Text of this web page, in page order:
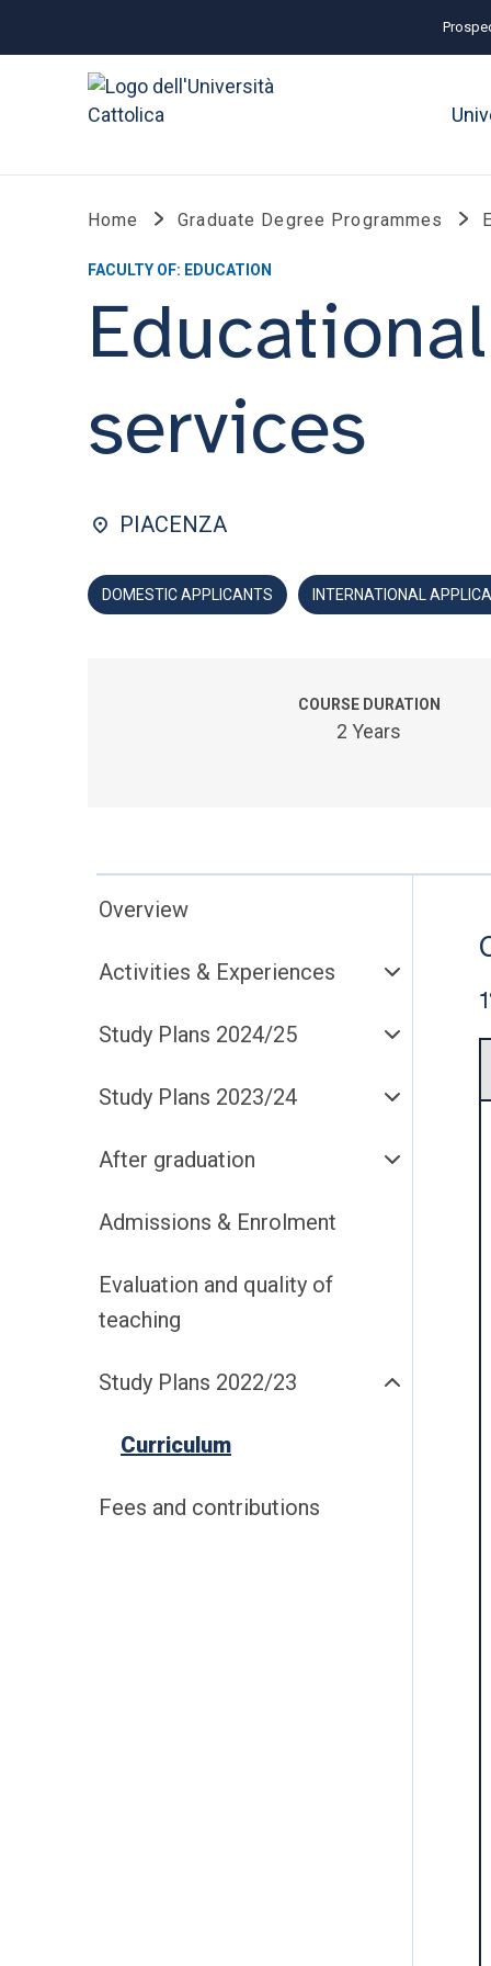
Home Graduate Degree Programmes
FACULTY OF: EDUCATION
services
PIACENZA
DOMESTIC APPLICANTS INTERNATIONAL
COURSE DURATION
2 Years
Overview
Activities & Experiences
Study Plans 2024/25
Study Plans 2023/24
After graduation
Admissions & Enrolment
Evaluation and quality of
teaching
Study Plans 2022/23
Curriculum
Fees and contributions